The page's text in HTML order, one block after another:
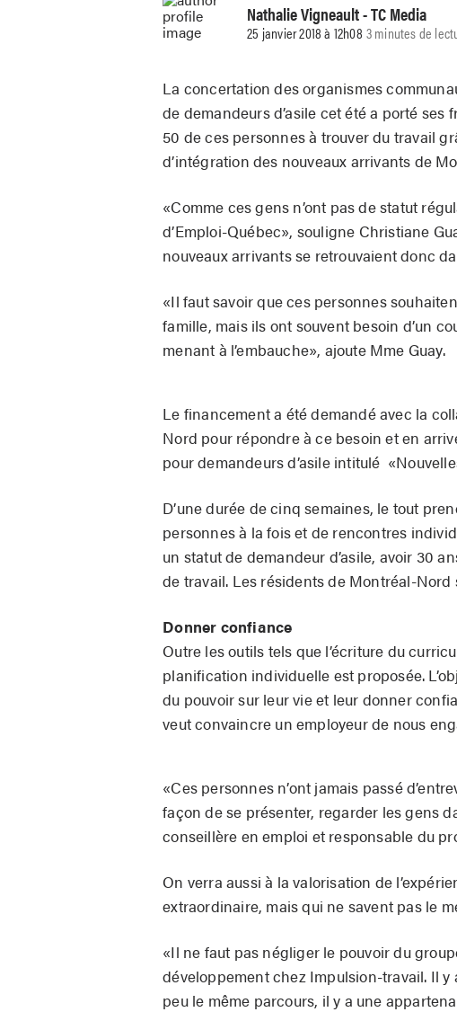
Nathalie Vigneault- TC Media
25 janvier 2018 à 12h08 3 minutes de
La concertation des organismes
de demandeurs d’asile cet été a porté ses
50 de ces personnes à trouver du travail
d’intégration des nouveaux arrivants de
«Comme ces gens n’ont pas de statut
d’Emploi-Québec», souligne Christiane
nouveaux arrivants se retrouvaient donc
«Il faut savoir que ces personnes
famille, mais ils ont souvent besoin d’un
menant à l’embauche», ajoute Mme Guay.
Le financement a été demandé avec la
Nord pour répondre à ce besoin et en
pour demandeurs d’asile intitulé
D’une durée de cinq semaines, le tout
personnes à la fois et de rencontres
un statut de demandeur d’asile, avoir 30
de travail. Les résidents de Montréal-Nord
Donner confiance
Outre les outils tels que l’écriture du
planification individuelle est proposée.
du pouvoir sur leur vie et leur donner
veut convaincre un employeur de nous
«Ces personnes n’ont jamais passé
façon de se présenter, regarder les gens
conseillère en emploi et responsable du
On verra aussi à la valorisation de
extraordinaire, mais qui ne savent pas le
«Il ne faut pas négliger le pouvoir du
développement chez Impulsion-travail. Il
peu le même parcours, il y a une